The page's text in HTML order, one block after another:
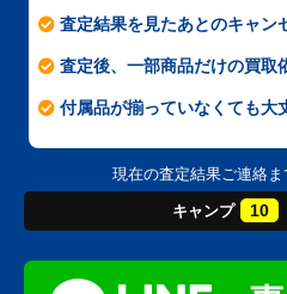
査定結果を見たあとのキャン
査定後、一部商品だけの買取
付属品が揃っていなくても大
現在の査定結果ご連絡ま
キャンプ 10